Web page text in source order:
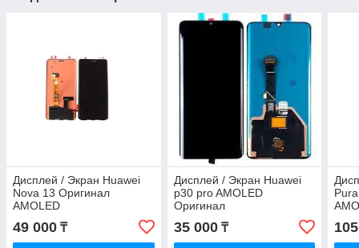
Дисплей / Экран Huawei
Nova 13 Оригинал
AMOLED
49 000 ₸
Дисплей / Экран Huawei
p30 pro AMOLED
Оригинал
35 000₸